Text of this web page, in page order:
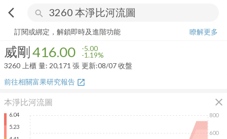
arrow_back_ios search
威剛 416.00 -1.19%
訂閱或綁定，解鎖即時及進階功能
瞭解更多
威剛416.00 -5.00
-1.19%
3260 上櫃 量: 20,171 張 更新:08/07 收盤
前往相關富果研究報告 open_in_new
本淨比河流圖 close
6.04
5.23
600
800